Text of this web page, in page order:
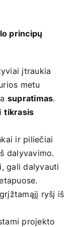
principų
įtraukia
metu
supratimas.
tikrasis
ir piliečiai
dalyvavimo.
gali dalyvauti
ryšį iš
projekto